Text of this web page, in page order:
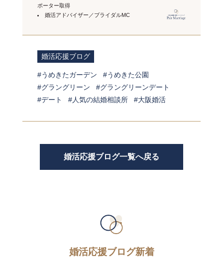
ポーター取得
婚活アドバイザー／ブライダルMC
婚活応援ブログ
うめきたガーデン
うめきた公園
グラングリーン
グラングリーンデート
デート
人気の結婚相談所 大阪婚活
婚活応援ブログ一覧へ戻る
婚活応援ブログ新着